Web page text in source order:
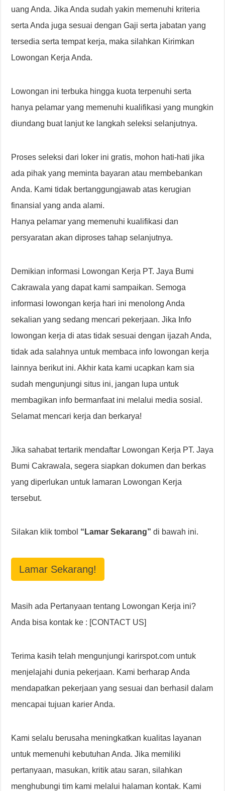
uang Anda. Jika Anda sudah yakin memenuhi kriteria
serta Anda juga sesuai dengan Gaji serta jabatan yang
tersedia serta tempat kerja, maka silahkan Kirimkan
Lowongan Kerja Anda.
Lowongan ini terbuka hingga kuota terpenuhi serta
hanya pelamar yang memenuhi kualifikasi yang mungkin
diundang buat lanjut ke langkah seleksi selanjutnya.
Proses seleksi dari loker ini gratis, mohon hati-hati jika
ada pihak yang meminta bayaran atau membebankan
Anda. Kami tidak bertanggungjawab atas kerugian
finansial yang anda alami.
Hanya pelamar yang memenuhi kualifikasi dan
persyaratan akan diproses tahap selanjutnya.
Demikian informasi Lowongan Kerja PT. Jaya Bumi
Cakrawala yang dapat kami sampaikan. Semoga
informasi lowongan kerja hari ini menolong Anda
sekalian yang sedang mencari pekerjaan. Jika Info
lowongan kerja di atas tidak sesuai dengan ijazah Anda,
tidak ada salahnya untuk membaca info lowongan kerja
lainnya berikut ini. Akhir kata kami ucapkan kam sia
sudah mengunjungi situs ini, jangan lupa untuk
membagikan info bermanfaat ini melalui media sosial.
Selamat mencari kerja dan berkarya!
Jika sahabat tertarik mendaftar Lowongan Kerja PT. Jaya
Bumi Cakrawala, segera siapkan dokumen dan berkas
yang diperlukan untuk lamaran Lowongan Kerja
tersebut.
Silakan klik tombol “Lamar Sekarang” di bawah ini.
Lamar Sekarang!
Masih ada Pertanyaan tentang Lowongan Kerja ini?
Anda bisa kontak ke : [CONTACT US]
Terima kasih telah mengunjungi karirspot.com untuk
menjelajahi dunia pekerjaan. Kami berharap Anda
mendapatkan pekerjaan yang sesuai dan berhasil dalam
mencapai tujuan karier Anda.
Kami selalu berusaha meningkatkan kualitas layanan
untuk memenuhi kebutuhan Anda. Jika memiliki
pertanyaan, masukan, kritik atau saran, silahkan
menghubungi tim kami melalui halaman kontak. Kami